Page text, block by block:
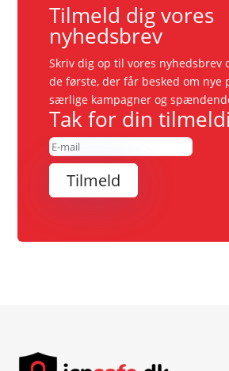
Tilmeld dig vores
nyhedsbrev
Skriv dig op til vores nyhedsbrev
de første, der får besked om nye
særlige kampagner og
Tak for din
Tilmeld